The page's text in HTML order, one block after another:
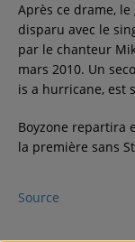
Après ce drame,
disparu avec le
par le chanteur
mars 2010. Un
is a hurricane, est
Boyzone repartira
la première sans
Source